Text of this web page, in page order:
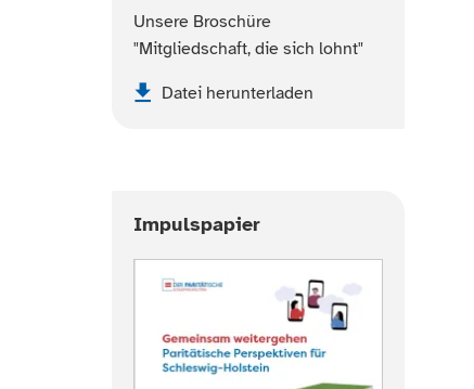
Unsere Broschüre
"Mitgliedschaft, die sich lohnt"
Datei herunterladen
Impulspapier